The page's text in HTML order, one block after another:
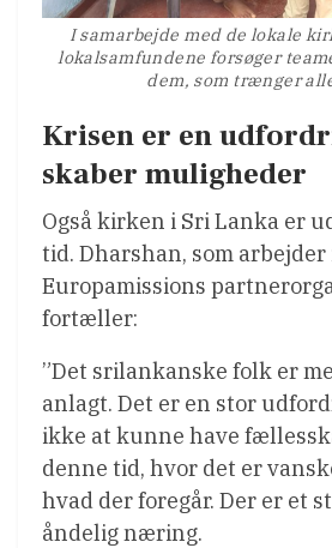
I samarbejde med de lokale
lokalsamfundene forsøger
dem, som trænger
Krisen er en
skaber muligheder
Også kirken i Sri Lanka er
tid. Dharshan, som arbejder
Europamissions
fortæller:
”Det srilankanske folk er
anlagt. Det er en stor
ikke at kunne have
denne tid, hvor det er
hvad der foregår. Der er et
åndelig næring.